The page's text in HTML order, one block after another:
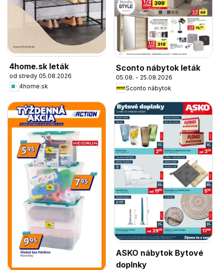
4home.sk leták
od stredy 05.08.2026
4home.sk
Sconto nábytok leták
05.08. - 25.08.2026
Sconto nábytok
ASKO nábytok Bytové
doplnky